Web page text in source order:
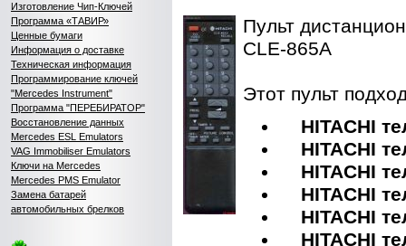
Изготовление Чип-Ключей
Программа «ТАВИР»
Ценные бумаги
Информация о доставке
Техническая информация
Программирование ключей
"Mercedes Instrument"
Программа "ПЕРЕБИРАТОР"
Восстановление данных
Mercedes ESL Emulators
VAG Immobiliser Emulators
Ключи на Mercedes
Mercedes PMS Emulator
Замена батарей
автомобильных брелков
Пульт
CLE-865A
Этот пульт
HITACHI
HITACHI
HITACHI
HITACHI
HITACHI
HITACHI